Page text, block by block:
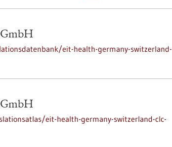
eit-health-germany-switzerland-
eit-health-germany-switzerland-clc-